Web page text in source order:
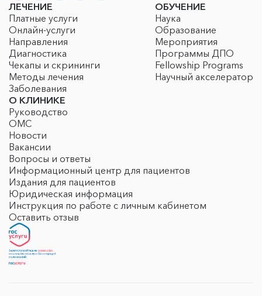
ЛЕЧЕНИЕ
Платные услуги
Онлайн-услуги
Направления
Диагностика
Чекапы и скрининги
Методы лечения
Заболевания
ОБУЧЕНИЕ
Наука
Образование
Мероприятия
Программы ДПО
Fellowship Programs
Научный акселератор
О КЛИНИКЕ
Руководство
ОМС
Новости
Вакансии
Вопросы и ответы
Информационный центр для пациентов
Издания для пациентов
Юридическая информация
Инструкция по работе с личным кабинетом
Оставить отзыв